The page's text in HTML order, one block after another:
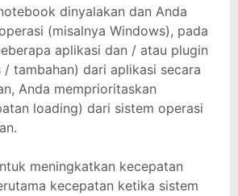
dinyalakan dan Anda
(misalnya Windows), pada
aplikasi dan / atau plugin
tambahan) dari aplikasi secara
Anda memprioritaskan
loading) dari sistem operasi
meningkatkan kecepatan
kecepatan ketika sistem